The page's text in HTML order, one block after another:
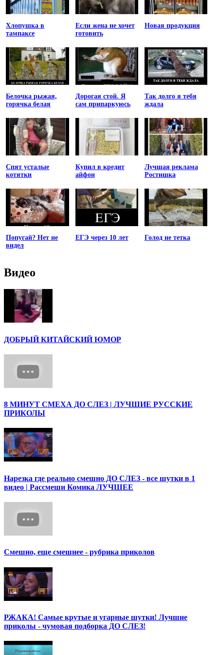
Хлопушка в
тампаксе
Если жена не хочет
готовить
Новая продукция
Белочка рыжая,
горячка белая
Дорогая стой. Я
сам припаркуюсь
Так долго я тебя
ждала
Спят усталые
котятки
Купил в кредит
айфон
Лучшая реклама
Ростишка
Попугай? Нет не
видел
ЕГЭ через 10 лет Голод не тетка
Видео
ДОБРЫЙ КИТАЙСКИЙ ЮМОР
8 МИНУТ СМЕХА ДО СЛЕЗ | ЛУЧШИЕ РУССКИЕ
ПРИКОЛЫ
Нарезка где реально смешно ДО СЛЕЗ - все шутки в 1
видео | Рассмеши Комика ЛУЧШЕЕ
Смешно, еще смешнее - рубрика приколов
РЖАКА! Самые крутые и угарные шутки! Лучшие
приколы - чумовая подборка ДО СЛЕЗ!